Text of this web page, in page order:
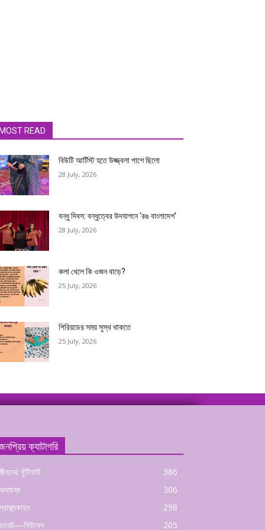
READ
বিউটি আর্টিস্ট হতে উজ্জ্বলা পাশে ছিলো
28 July, 2026
বন্ধু দিবস: বন্ধুত্বের উদযাপনে ‘রঙ বাংলাদেশ’
28 July, 2026
কলা খেলে কি ওজন বাড়ে?
25 July, 2026
পিরিয়ডের সময় সুস্থ থাকতে
25 July, 2026
ক্যাটাগরি
খুঁটিনাটি
386
306
298
205